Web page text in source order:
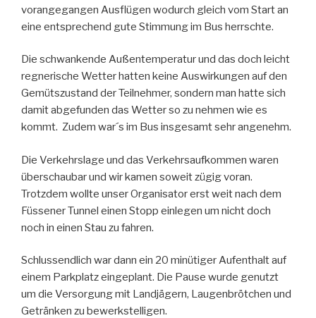
vorangegangen Ausflügen wodurch gleich vom Start an
eine entsprechend gute Stimmung im Bus herrschte.
Die schwankende Außentemperatur und das doch leicht
regnerische Wetter hatten keine Auswirkungen auf den
Gemütszustand der Teilnehmer, sondern man hatte sich
damit abgefunden das Wetter so zu nehmen wie es
kommt. Zudem war´s im Bus insgesamt sehr angenehm.
Die Verkehrslage und das Verkehrsaufkommen waren
überschaubar und wir kamen soweit zügig voran.
Trotzdem wollte unser Organisator erst weit nach dem
Füssener Tunnel einen Stopp einlegen um nicht doch
noch in einen Stau zu fahren.
Schlussendlich war dann ein 20 minütiger Aufenthalt auf
einem Parkplatz eingeplant. Die Pause wurde genutzt
um die Versorgung mit Landjägern, Laugenbrötchen und
Getränken zu bewerkstelligen.